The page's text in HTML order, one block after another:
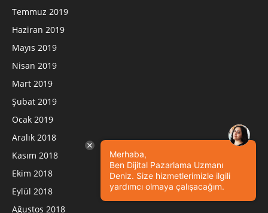
Temmuz 2019
Haziran 2019
Mayıs 2019
Nisan 2019
Mart 2019
Şubat 2019
Ocak 2019
Aralık 2018
Kasım 2018
Ekim 2018
Eylül 2018
Ağustos 2018
Merhaba,
Ben Dijital Pazarlama Uzmanı
Deniz. Size hizmetlerimizle ilgili
yardımcı olmaya çalışacağım.